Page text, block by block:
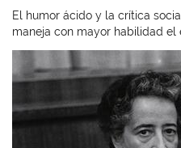
El humor ácido y la crítica
maneja con mayor habilidad el